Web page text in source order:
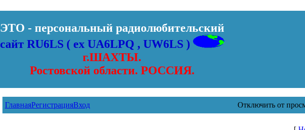
ЭТО - персональный радиолюбительский
сайт RU6LS ( еx UA6LPQ , UW6LS )
г.ШАХТЫ.
Ростовской области. РОССИЯ.
ГлавнаяРегистрацияВход Отключить от